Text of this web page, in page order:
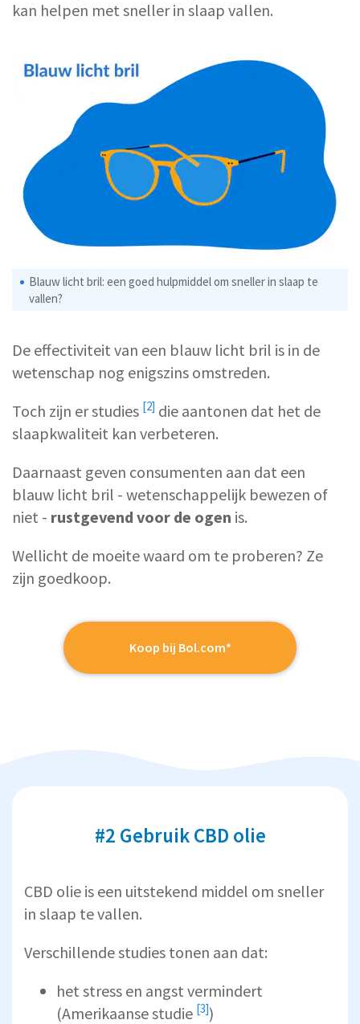
kan helpen met sneller in slaap vallen.
Blauw licht bril: een goed hulpmiddel om sneller in slaap te
vallen?
De effectiviteit van een blauw licht bril is in de
wetenschap nog enigszins omstreden.
Toch zijn erstudies [2] die aantonen dat het de
slaapkwaliteit kan verbeteren.
Daarnaast geven consumenten aan dat een
blauw licht bril - wetenschappelijk bewezen of
niet - rustgevend voor de ogen is.
Wellicht de moeite waard om te proberen? Ze
zijn goedkoop.
Koop bij Bol.com*
#2 Gebruik CBD olie
CBD olie is een uitstekend middel om sneller
in slaap te vallen.
Verschillende studies tonen aan dat:
het stress en angst vermindert
(Amerikaanse studie [3])